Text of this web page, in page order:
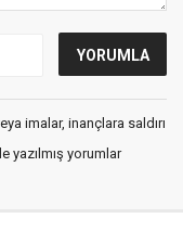
imalar, inançlara saldırı
yazılmış yorumlar